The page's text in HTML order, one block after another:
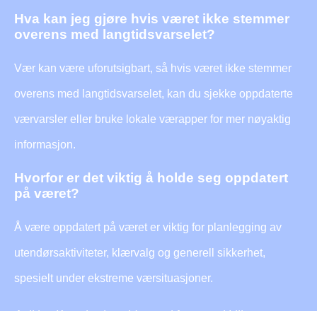
Hva kan jeg gjøre hvis været ikke stemmer
overens med langtidsvarselet?
Vær kan være uforutsigbart, så hvis været ikke stemmer
overens med langtidsvarselet, kan du sjekke oppdaterte
værvarsler eller bruke lokale værapper for mer nøyaktig
informasjon.
Hvorfor er det viktig å holde seg oppdatert
på været?
Å være oppdatert på været er viktig for planlegging av
utendørsaktiviteter, klærvalg og generell sikkerhet,
spesielt under ekstreme værsituasjoner.